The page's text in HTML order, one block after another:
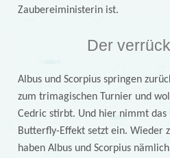
Zaubereiministerin ist.
Der
Albus und Scorpius springen
zum trimagischen Turnier und
Cedric stirbt. Und hier nimmt das
Butterfly-Effekt setzt ein. Wieder
haben Albus und Scorpius